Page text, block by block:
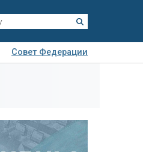
Совет Федерации